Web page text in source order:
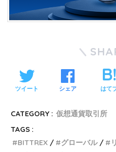
ツイート シェア はて
CATEGORY : 仮想通貨取引所
TAGS :
BITTREX
グローバル